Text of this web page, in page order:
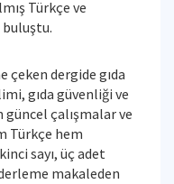
Türkçe ve
çeken dergide gıda
gıda güvenliği ve
güncel çalışmalar ve
Türkçe hem
sayı, üç adet
makaleden